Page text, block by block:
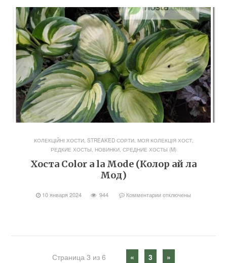
КОЛЕКЦІЙНІ ХОСТИ, STREAKED СОРТИ, МОЯ КОЛЕКЦІЯ ХОСТ,
РЕДКИЕ ХОСТЫ, НОВИНКИ, СРЕДНИЕ ХОСТЫ (M)
Хоста Color a la Mode (Колор ай ла
Мод)
10 января 2024 944 Комментарииотключены
Страница 3 из 6 « 3 »